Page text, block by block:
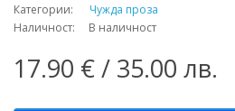
Категории: Чужда проза
Наличност: В наличност
17.90 € / 35.00 лв.